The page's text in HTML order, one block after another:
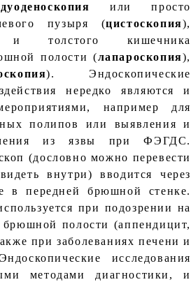
или просто
пузыря (цистоскопия),
толстого кишечника
полости (лапароскопия),
). Эндоскопические
нередко являются и
например для
полипов или выявления и
из язвы при ФЭГДС.
(дословно можно перевести
внутри) вводится через
в передней брюшной стенке.
при подозрении на
брюшной полости (аппендицит,
при заболеваниях печени и
исследования
методами диагностики, и